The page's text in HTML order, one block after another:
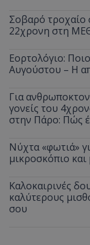
Σοβαρό
22χρονη στη
Εορτολόγιο:
Αυγούστου – Η
Για
γονείς του
στην Πάρο: Πώς
Νύχτα «φωτιά»
μικροσκόπιο
Καλοκαιρινές
καλύτερους
σου